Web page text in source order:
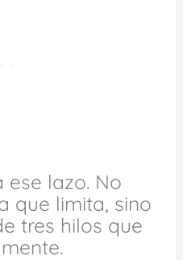
ese lazo. No
que limita, sino
tres hilos que